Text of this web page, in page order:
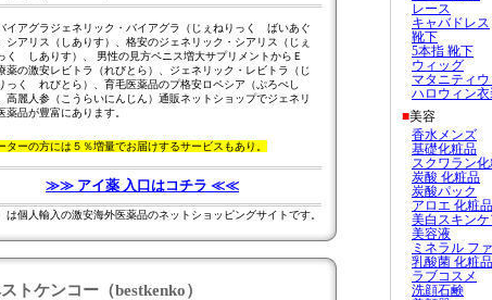
イアグラジェネリック・バイアグラ（じぇねりっく ばいあぐ
シアリス（しありす）、格安のジェネリック・シアリス（じぇ
く しありす）、 男性の見方ペニス増大サプリメントからＥ
薬の激安レビトラ（れびとら）、ジェネリック・レビトラ（じ
っく れびとら）、育毛医薬品のプ格安ロペシア（ぷろぺし
高麗人参（こうらいにんじん）通販ネットショップでジェネリ
薬品が豊富にあります。
ターの方には５％増量でお届けするサービスもあり。
≫≫ アイ薬 入口はコチラ ≪≪
個人輸入の激安海外医薬品のネットショッピングサイトです。
トケンコー（bestkenko）